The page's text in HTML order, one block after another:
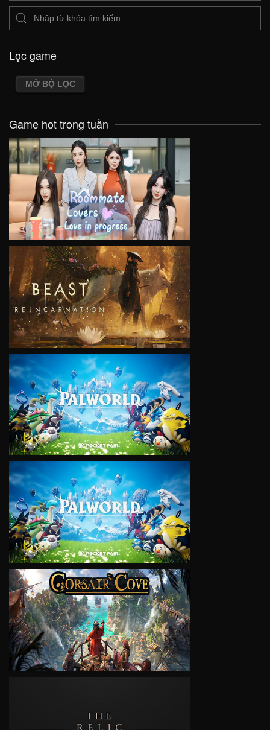
Lọc game
MỞ BỘ LỌC
Game hot trong tuần
VIEW
VIEW
VIEW
VIEW
VIEW
VIEW